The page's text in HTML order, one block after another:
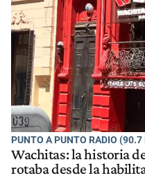
PUNTO A PUNTO RADIO (90.7
Wachitas: la historia
rotaba desde la